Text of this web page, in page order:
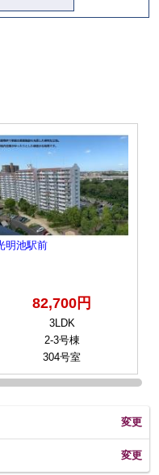
明池駅前
82,700円
3LDK
2-3号棟
304号室
変更
変更